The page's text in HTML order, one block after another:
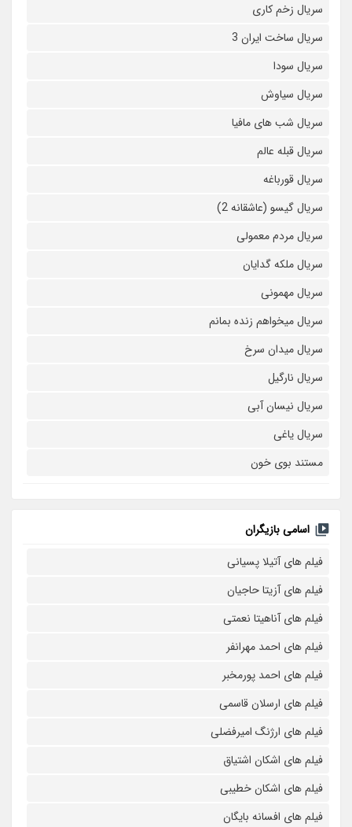
سریال زخم کاری
سریال ساخت ایران 3
سریال سودا
سریال سیاوش
سریال شب های مافیا
سریال قبله عالم
سریال قورباغه
سریال گیسو (عاشقانه 2)
سریال مردم معمولی
سریال ملکه گدایان
سریال مهمونی
سریال میخواهم زنده بمانم
سریال میدان سرخ
سریال نارگیل
سریال نیسان آبی
سریال یاغی
مستند بوی خون
اسامی بازیگران
فیلم های آتیلا پسیانی
فیلم های آزیتا حاجیان
فیلم های آناهیتا نعمتی
فیلم های احمد مهرانفر
فیلم های احمد پورمخبر
فیلم های ارسلان قاسمی
فیلم های ارژنگ امیرفضلی
فیلم های اشکان اشتیاق
فیلم های اشکان خطیبی
فیلم های افسانه بایگان